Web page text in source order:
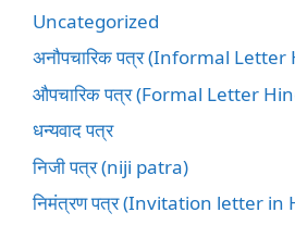
Uncategorized
अनौपचारिक पत्र (Informal Letter
औपचारिक पत्र (Formal Letter
धन्यवाद पत्र
निजी पत्र (niji patra)
निमंत्रण पत्र (Invitation letter in